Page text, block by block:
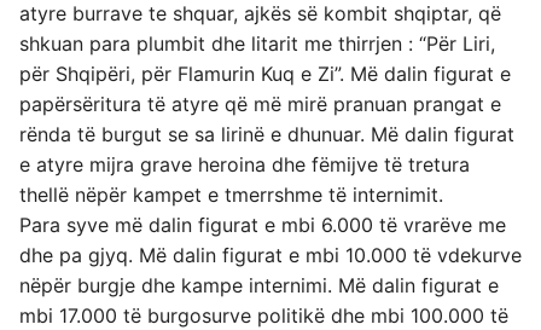
atyre burrave te shquar, ajkës së kombit shqiptar, që
shkuan para plumbit dhe litarit me thirrjen : “Për Liri,
për Shqipëri, për Flamurin Kuq e Zi”. Më dalin figurat e
papërsëritura të atyre që më mirë pranuan prangat e
rënda të burgut se sa lirinë e dhunuar. Më dalin figurat
e atyre mijra grave heroina dhe fëmijve të tretura
thellë nëpër kampet e tmerrshme të internimit.
Para syve më dalin figurat e mbi 6.000 të vrarëve me
dhe pa gjyq. Më dalin figurat e mbi 10.000 të vdekurve
nëpër burgje dhe kampe internimi. Më dalin figurat e
mbi 17.000 të burgosurve politikë dhe mbi 100.000 të